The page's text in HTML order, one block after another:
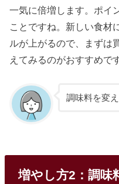
一気に倍増します。ポイ
ことですね。新しい食材
ルが上がるので、まずは
えてみるのがおすすめで
調味料を変
増やし方2：調味